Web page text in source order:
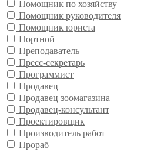
Помощник по хозяйству
Помощник руководителя
Помощник юриста
Портной
Преподаватель
Пресс-секретарь
Программист
Продавец
Продавец зоомагазина
Продавец-консультант
Проектировщик
Производитель работ
Прораб